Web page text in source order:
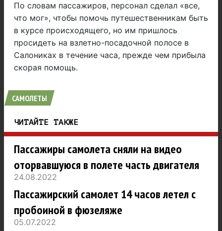
По словам пассажиров, персонал сделал «все,
что мог», чтобы помочь путешественникам быть
в курсе происходящего, но им пришлось
просидеть на взлетно-посадочной полосе в
Салониках в течение часа, прежде чем прибыла
скорая помощь.
САМОЛЕТЫ
ЧИТАЙТЕ ТАКЖЕ
Пассажиры самолета сняли на видео
оторвавшуюся в полете часть двигателя
24.08.2022
Пассажирский самолет 14 часов летел с
пробоиной в фюзеляже
05.07.2022